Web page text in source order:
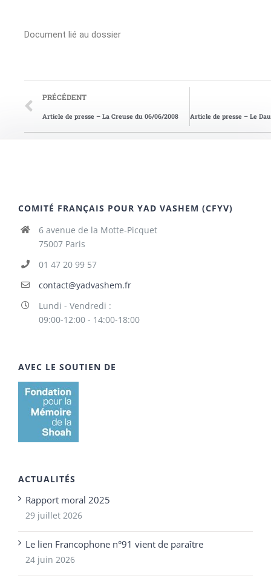
Document lié au dossier
PRÉCÉDENT
Article de presse – La Creuse du 06/06/2008
COMITÉ FRANÇAIS POUR YAD VASHEM (CFYV)
6 avenue de la Motte-Picquet
75007 Paris
01 47 20 99 57
contact@yadvashem.fr
Lundi - Vendredi :
09:00-12:00 - 14:00-18:00
AVEC LE SOUTIEN DE
ACTUALITÉS
Rapport moral 2025
29 juillet 2026
Le lien Francophone n°91 vient de paraître
24 juin 2026